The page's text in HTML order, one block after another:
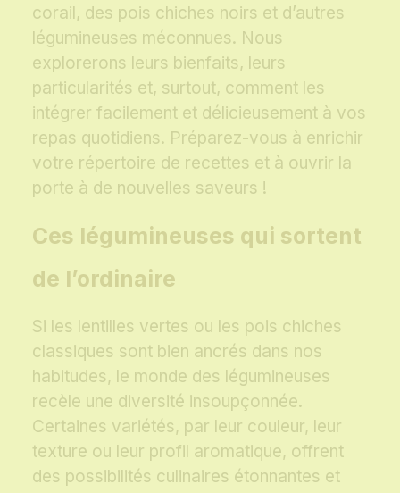
corail, des pois chiches noirs et d’autres
légumineuses méconnues. Nous
explorerons leurs bienfaits, leurs
particularités et, surtout, comment les
intégrer facilement et délicieusement à vos
repas quotidiens. Préparez-vous à enrichir
votre répertoire de recettes et à ouvrir la
porte à de nouvelles saveurs !
Ces légumineuses qui sortent
de l’ordinaire
Si les lentilles vertes ou les pois chiches
classiques sont bien ancrés dans nos
habitudes, le monde des légumineuses
recèle une diversité insoupçonnée.
Certaines variétés, par leur couleur, leur
texture ou leur profil aromatique, offrent
des possibilités culinaires étonnantes et